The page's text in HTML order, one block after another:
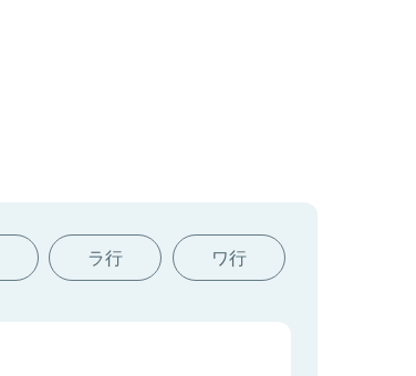
ラ行 ワ行